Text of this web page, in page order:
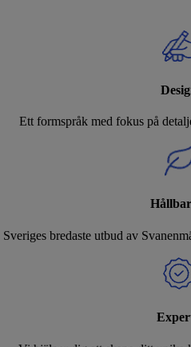
Ett formspråk med fokus på
Sveriges bredaste utbud av